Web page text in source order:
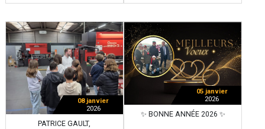
08 janvier
2026
PATRICE GAULT,
05 janvier
2026
✨ BONNE ANNÉE 2026 ✨